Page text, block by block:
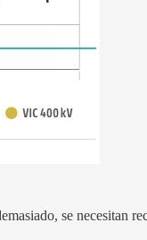
se necesitan